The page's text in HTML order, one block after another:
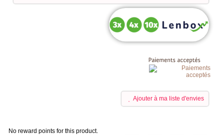
Ajouter à ma liste d'envies
No reward points for this product.